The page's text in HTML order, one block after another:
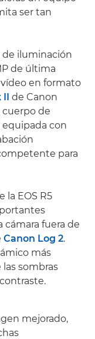
ser tan
de iluminación
de última
en formato
II de Canon
de
con
para
la EOS R5
cámara fuera de
Canon Log 2.
más
sombras
mejorado,